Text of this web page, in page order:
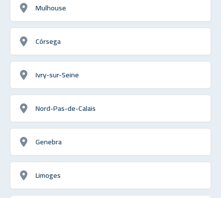
Mulhouse
Córsega
Ivry-sur-Seine
Nord-Pas-de-Calais
Genebra
Limoges